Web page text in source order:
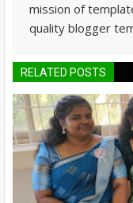
mission of
quality blogger
RELATED POSTS